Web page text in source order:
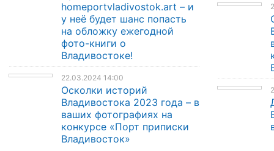
homeportvladivostok.art – и
у неё будет шанс попасть
на обложку ежегодной
фото-книги о
Владивостоке!
22.03.2024 14:00
Осколки историй
Владивостока 2023 года – в
ваших фотографиях на
конкурсе «Порт приписки
Владивосток»